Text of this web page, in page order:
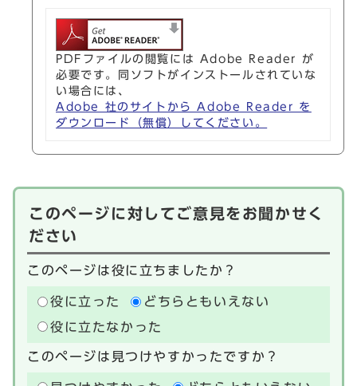
PDFファイルの閲覧には Adobe Reader が
必要です。同ソフトがインストールされていな
い場合には、
Adobe 社のサイトから Adobe Reader を
ダウンロード（無償）してください。
このページに対してご意見をお聞かせく
ださい
このページは役に立ちましたか？
役に立った
どちらともいえない
役に立たなかった
このページは見つけやすかったですか？